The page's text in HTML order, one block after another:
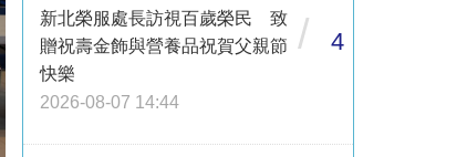
新北榮服處長訪視百歲榮民 致
贈祝壽金飾與營養品祝賀父親節
快樂
2026-08-07 14:44
/ 4